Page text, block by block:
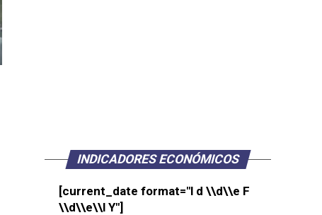
INDICADORES ECONÓMICOS
[current_date format="l d \\d\\e F
\\d\\e\\l Y"]